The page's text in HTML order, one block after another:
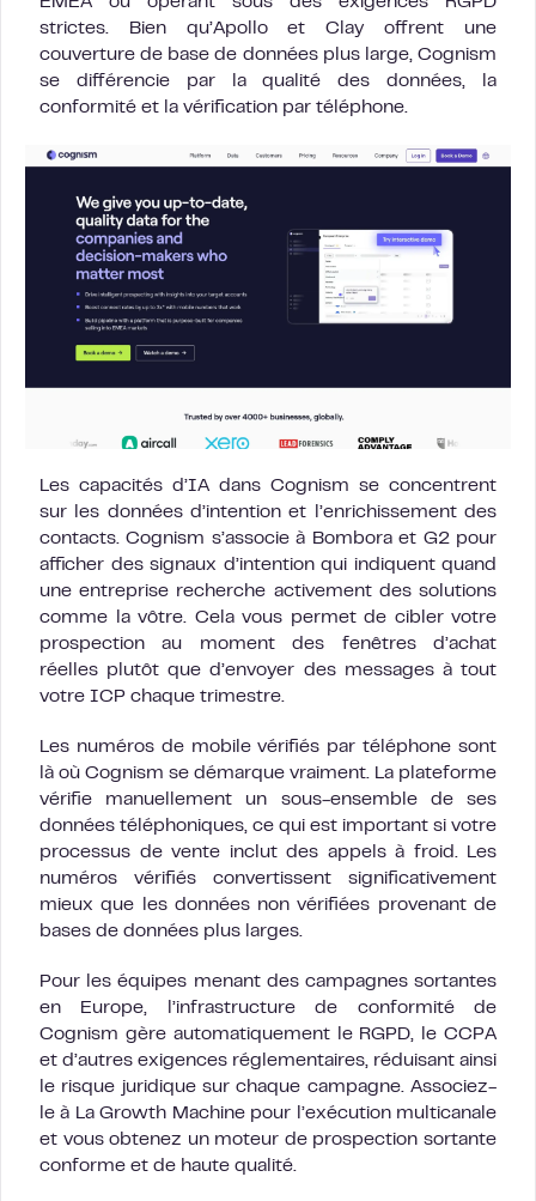
strictes. Bien qu’Apollo et Clay offrent une
couverture de base de données plus large, Cognism
se différencie par la qualité des données, la
conformité et la vérification par téléphone.
Les capacités d’IA dans Cognism se concentrent
sur les données d’intention et l’enrichissement des
contacts. Cognism s’associe à Bombora et G2 pour
afficher des signaux d’intention qui indiquent quand
une entreprise recherche activement des solutions
comme la vôtre. Cela vous permet de cibler votre
prospection au moment des fenêtres d’achat
réelles plutôt que d’envoyer des messages à tout
votre ICP chaque trimestre.
Les numéros de mobile vérifiés par téléphone sont
là où Cognism se démarque vraiment. La plateforme
vérifie manuellement un sous-ensemble de ses
données téléphoniques, ce qui est important si votre
processus de vente inclut des appels à froid. Les
numéros vérifiés convertissent significativement
mieux que les données non vérifiées provenant de
bases de données plus larges.
Pour les équipes menant des campagnes sortantes
en Europe, l’infrastructure de conformité de
Cognism gère automatiquement le RGPD, le CCPA
et d’autres exigences réglementaires, réduisant ainsi
le risque juridique sur chaque campagne. Associez-
le à La Growth Machine pour l’exécution multicanale
et vous obtenez un moteur de prospection sortante
conforme et de haute qualité.